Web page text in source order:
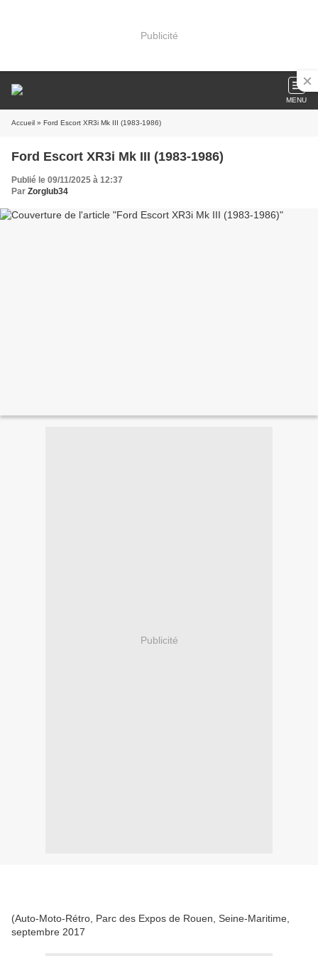
Publicité
MENU
Accueil » Ford Escort XR3i Mk III (1983-1986)
Ford Escort XR3i Mk III (1983-1986)
Publié le 09/11/2025 à 12:37
Par Zorglub34
Publicité
(Auto-Moto-Rétro, Parc des Expos de Rouen, Seine-Maritime,
septembre 2017